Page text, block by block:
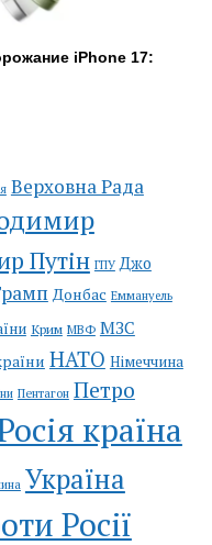
iPhone 17:
Верховна Рада
Путін ГПУ Джо
Донбас Еммануель
Крим МВФ МЗС
НАТО Німеччина
Пентагон Петро
країна
Україна
Росії